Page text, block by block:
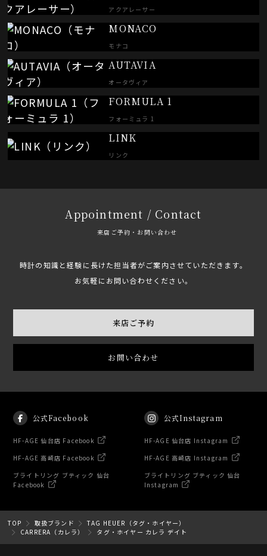
アクアレーサー
MONACO
モナコ
AUTAVIA
オータヴィア
FORMULA 1
フォーミュラ 1
LINK
リンク
Appointment / Contact
来店ご予約・お問い合わせ
時計の知識と経験に長けた担当者がご案内させていただきます。
お気軽にお問い合わせください。
来店ご予約
お問い合わせ
公式Facebook
HF-AGE 仙台店 Facebook
HF-AGE 高崎店 Facebook
ブライトリング ブティック 仙台
Facebook
公式Instagram
HF-AGE 仙台店 Instagram
HF-AGE 高崎店 Instagram
ブライトリング ブティック 仙台
Instagram
TOP 取扱ブランド
TAG HEUER（タグ・ホイヤー）
CARRERA（カレラ）
タグ・ホイヤー カレラ デイト